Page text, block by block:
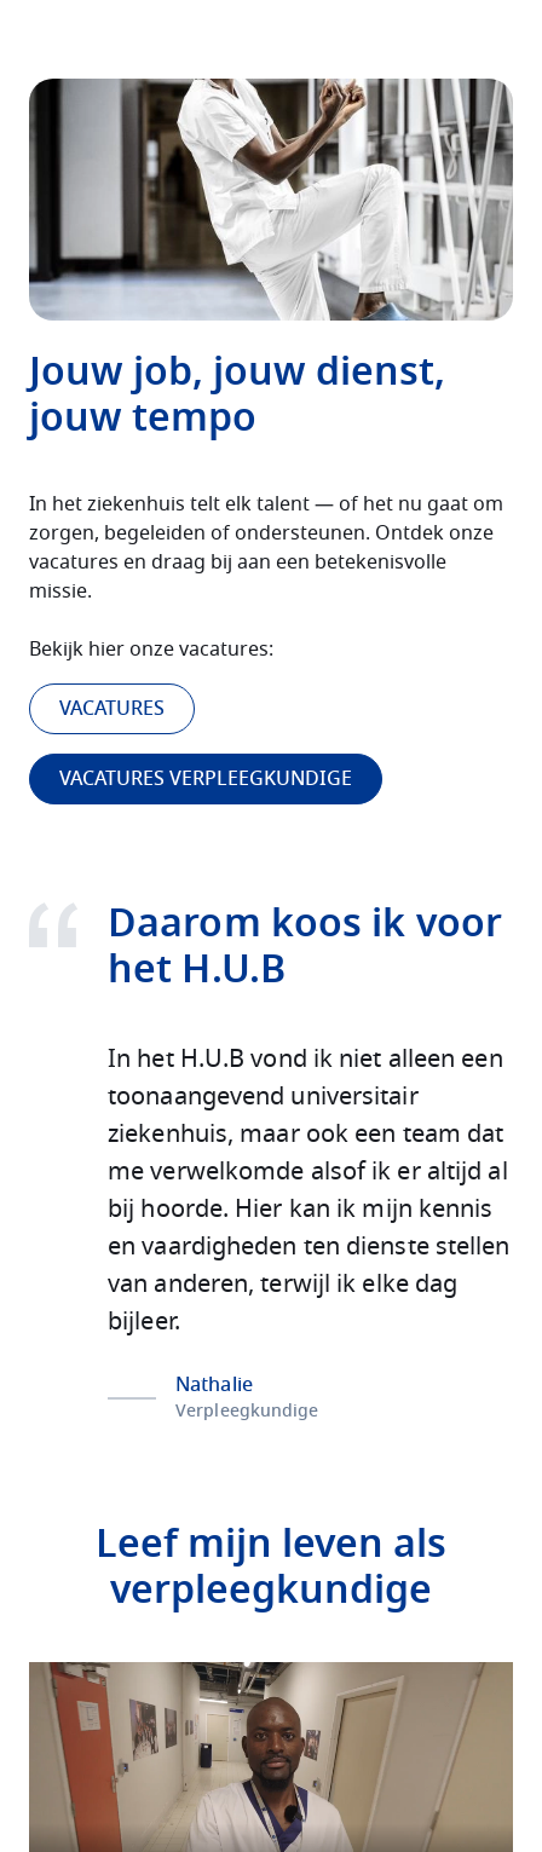
Jouw job, jouw dienst,
jouw tempo
In het ziekenhuis telt elk talent — of het nu gaat om
zorgen, begeleiden of ondersteunen. Ontdek onze
vacatures en draag bij aan een betekenisvolle
missie.
Bekijk hier onze vacatures:
VACATURES
VACATURES VERPLEEGKUNDIGE
Daarom koos ik voor
het H.U.B
In het H.U.B vond ik niet alleen een
toonaangevend universitair
ziekenhuis, maar ook een team dat
me verwelkomde alsof ik er altijd al
bij hoorde. Hier kan ik mijn kennis
en vaardigheden ten dienste stellen
van anderen, terwijl ik elke dag
bijleer.
Nathalie
Verpleegkundige
Leef mijn leven als
verpleegkundige